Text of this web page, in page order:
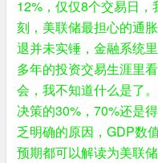
12%，仅仅8个交易日
刻，美联储最担心的通
退并未实锤，金融系统
多年的投资交易生涯里
会，我不知道什么是了
决策的30%，70%还是
乏明确的原因，GDP数
预期都可以解读为美联